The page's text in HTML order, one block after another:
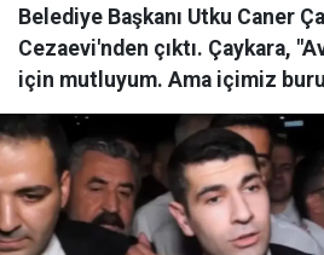
Belediye Başkanı Utku Caner
Cezaevi'nden çıktı. Çaykara,
için mutluyum. Ama içimiz